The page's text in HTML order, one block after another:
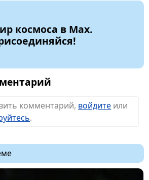
космоса в Max.
комментарий, войдите или
.